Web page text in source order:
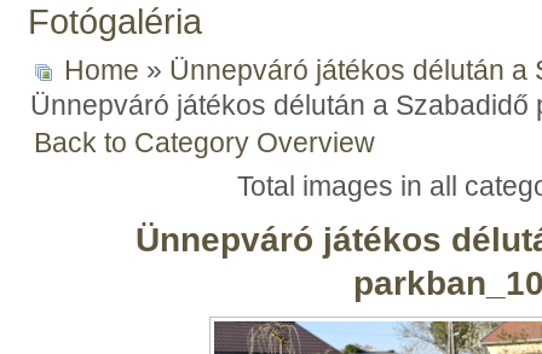
Fotógaléria
Home » Ünnepváró játékos délután a
Ünnepváró játékos délután a Szabadidő
Back to Category Overview
Total images in all
Ünnepváró játékos